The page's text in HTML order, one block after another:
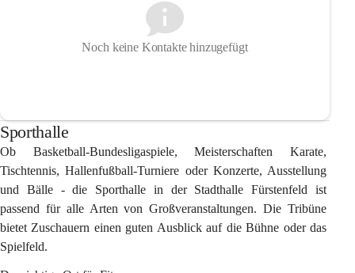
Noch keine Kontakte hinzugefügt
Sporthalle
Ob Basketball-Bundesligaspiele, Meisterschaften Karate,
Tischtennis, Hallenfußball-Turniere oder Konzerte, Ausstellung
und Bälle - die Sporthalle in der Stadthalle Fürstenfeld ist
passend für alle Arten von Großveranstaltungen. Die Tribüne
bietet Zuschauern einen guten Ausblick auf die Bühne oder das
Spielfeld.